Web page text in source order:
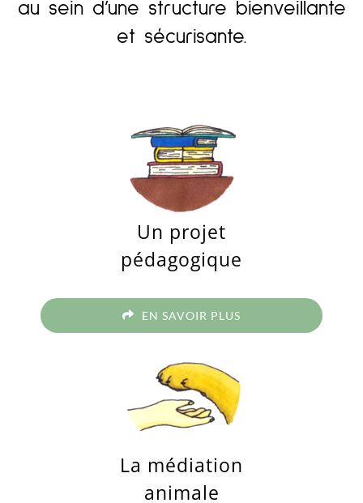
au sein d’une structure bienveillante
et sécurisante.
Un projet
pédagogique
EN SAVOIR PLUS
La médiation
animale